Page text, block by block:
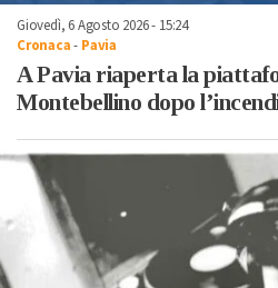
Giovedì, 6 Agosto 2026 - 15:24
Cronaca- Pavia
A Pavia riaperta la
Montebellino dopo